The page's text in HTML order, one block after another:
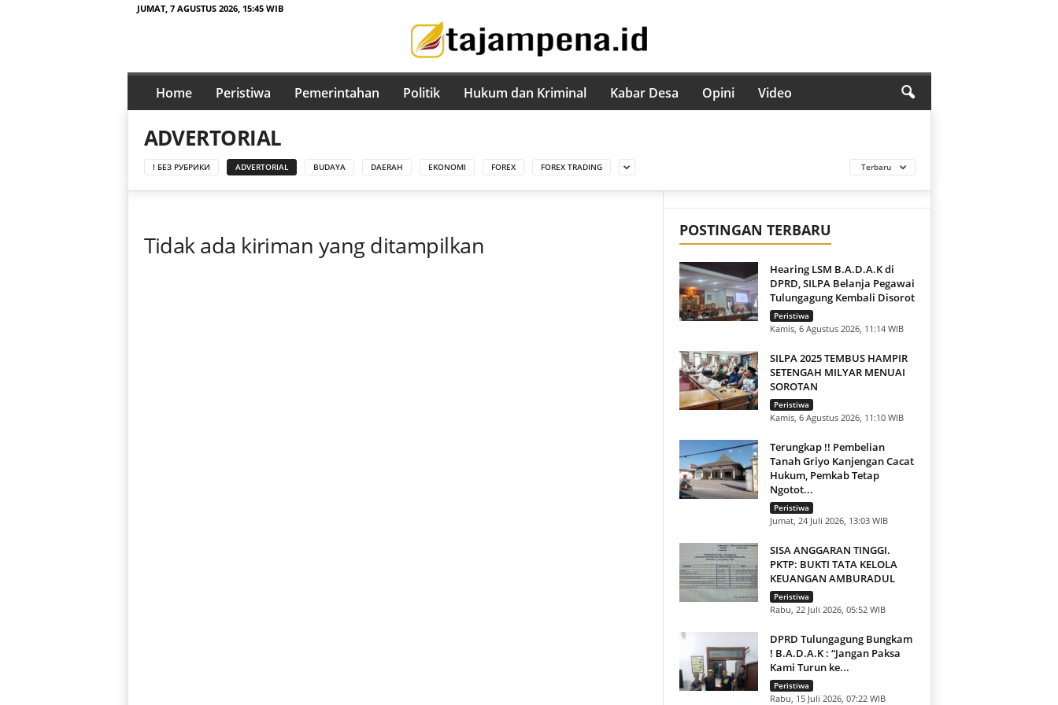
JUMAT, 7 AGUSTUS 2026, 15:45 WIB
t
n
Home Peristiwa Pemerintahan Politik Hukum dan Kriminal Kabar Desa Opini Video
ADVERTORIAL
! БЕЗ РУБРИКИ ADVERTORIAL BUDAYA DAERAH EKONOMI FOREX FOREX TRADING Terbaru
Tidak ada kiriman yang ditampilkan
POSTINGAN TERBARU
Hearing LSM B.A.D.A.K di
DPRD, SILPA Belanja Pegawai
Tulungagung Kembali Disorot
Peristiwa
Kamis, 6 Agustus 2026, 11:14 WIB
SILPA 2025 TEMBUS HAMPIR
SETENGAH MILYAR MENUAI
SOROTAN
Peristiwa
Kamis, 6 Agustus 2026, 11:10 WIB
Terungkap !! Pembelian
Tanah Griyo Kanjengan Cacat
Hukum, Pemkab Tetap
Ngotot...
Peristiwa
Jumat, 24 Juli 2026, 13:03 WIB
SISA ANGGARAN TINGGI.
PKTP: BUKTI TATA KELOLA
KEUANGAN AMBURADUL
Peristiwa
Rabu, 22 Juli 2026, 05:52 WIB
DPRD Tulungagung Bungkam
! B.A.D.A.K : “Jangan Paksa
Kami Turun ke...
Peristiwa
Rabu, 15 Juli 2026, 07:22 WIB